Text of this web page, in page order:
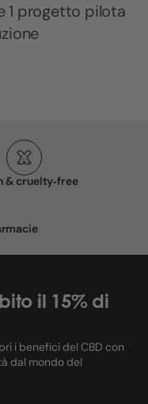
1 progetto pilota
& cruelty‑free
il 15% di
i benefici del CBD con
dal mondo del